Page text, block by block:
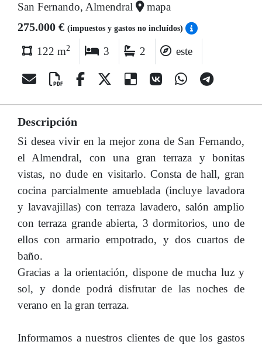
San Fernando, Almendral mapa
275.000 € (impuestos y gastos no incluídos)
122 m2 3 2 este
Descripción
Si desea vivir en la mejor zona de San Fernando,
el Almendral, con una gran terraza y bonitas
vistas, no dude en visitarlo. Consta de hall, gran
cocina parcialmente amueblada (incluye lavadora
y lavavajillas) con terraza lavadero, salón amplio
con terraza grande abierta, 3 dormitorios, uno de
ellos con armario empotrado, y dos cuartos de
baño.
Gracias a la orientación, dispone de mucha luz y
sol, y donde podrá disfrutar de las noches de
verano en la gran terraza.
Informamos a nuestros clientes de que los gastos